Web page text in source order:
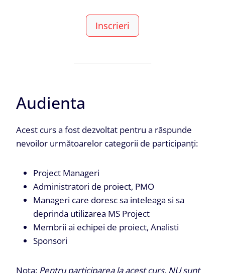
Inscrieri
Audienta
Acest curs a fost dezvoltat pentru a răspunde
nevoilor următoarelor categorii de participanți:
Project Manageri
Administratori de proiect, PMO
Manageri care doresc sa inteleaga si sa
deprinda utilizarea MS Project
Membrii ai echipei de proiect, Analisti
Sponsori
Nota: Pentru participarea la acest curs, NU sunt